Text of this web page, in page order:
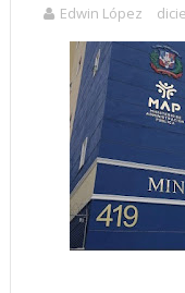
Edwin López